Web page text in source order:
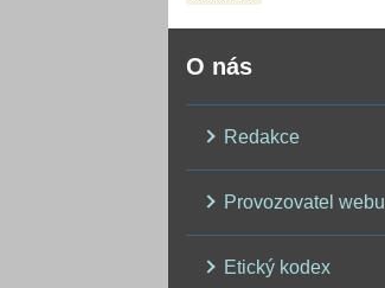
O nás
Redakce
Provozovatel webu
Etický kodex